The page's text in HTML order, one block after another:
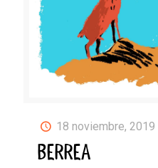
18 noviembre, 2019
BERREA